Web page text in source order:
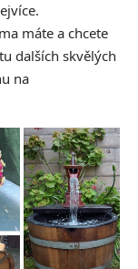
máte a chcete
dalších skvělých
na